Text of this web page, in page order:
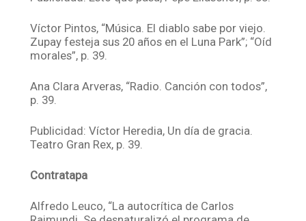
Víctor Pintos, “Música. El diablo sabe por viejo.
Zupay festeja sus 20 años en el Luna Park”; “Oíd
morales”, p. 39.
Ana Clara Arveras, “Radio. Canción con todos”,
p. 39.
Publicidad: Víctor Heredia, Un día de gracia.
Teatro Gran Rex, p. 39.
Contratapa
Alfredo Leuco, “La autocrítica de Carlos